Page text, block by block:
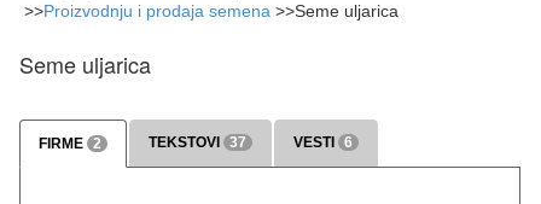
>>Proizvodnju i prodaja semena >>Seme uljarica
Seme uljarica
FIRME 2 TEKSTOVI 37 VESTI 6